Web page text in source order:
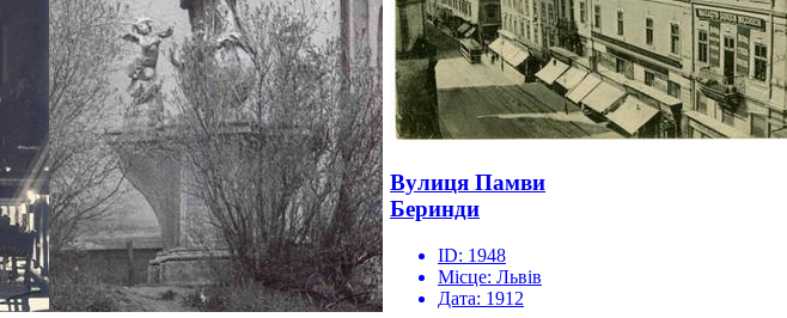
Вулиця Памви
Беринди
ID: 1948
Місце: Львів
Дата: 1912